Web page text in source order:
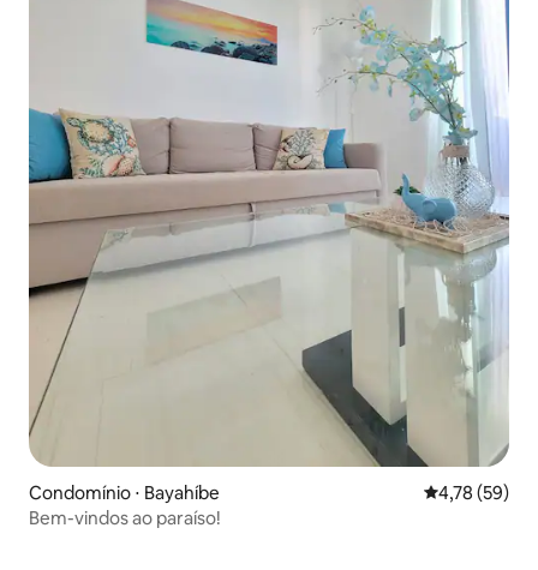
Condomínio ⋅ Bayahíbe 4,78 de uma
4,78 (59)
Bem-vindos ao paraíso!